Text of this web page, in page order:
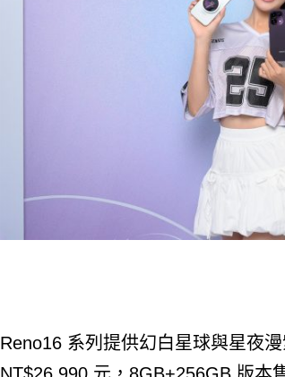
Reno16 系列提供幻白星球與星夜
NT$26,990 元，8GB+256GB 版本